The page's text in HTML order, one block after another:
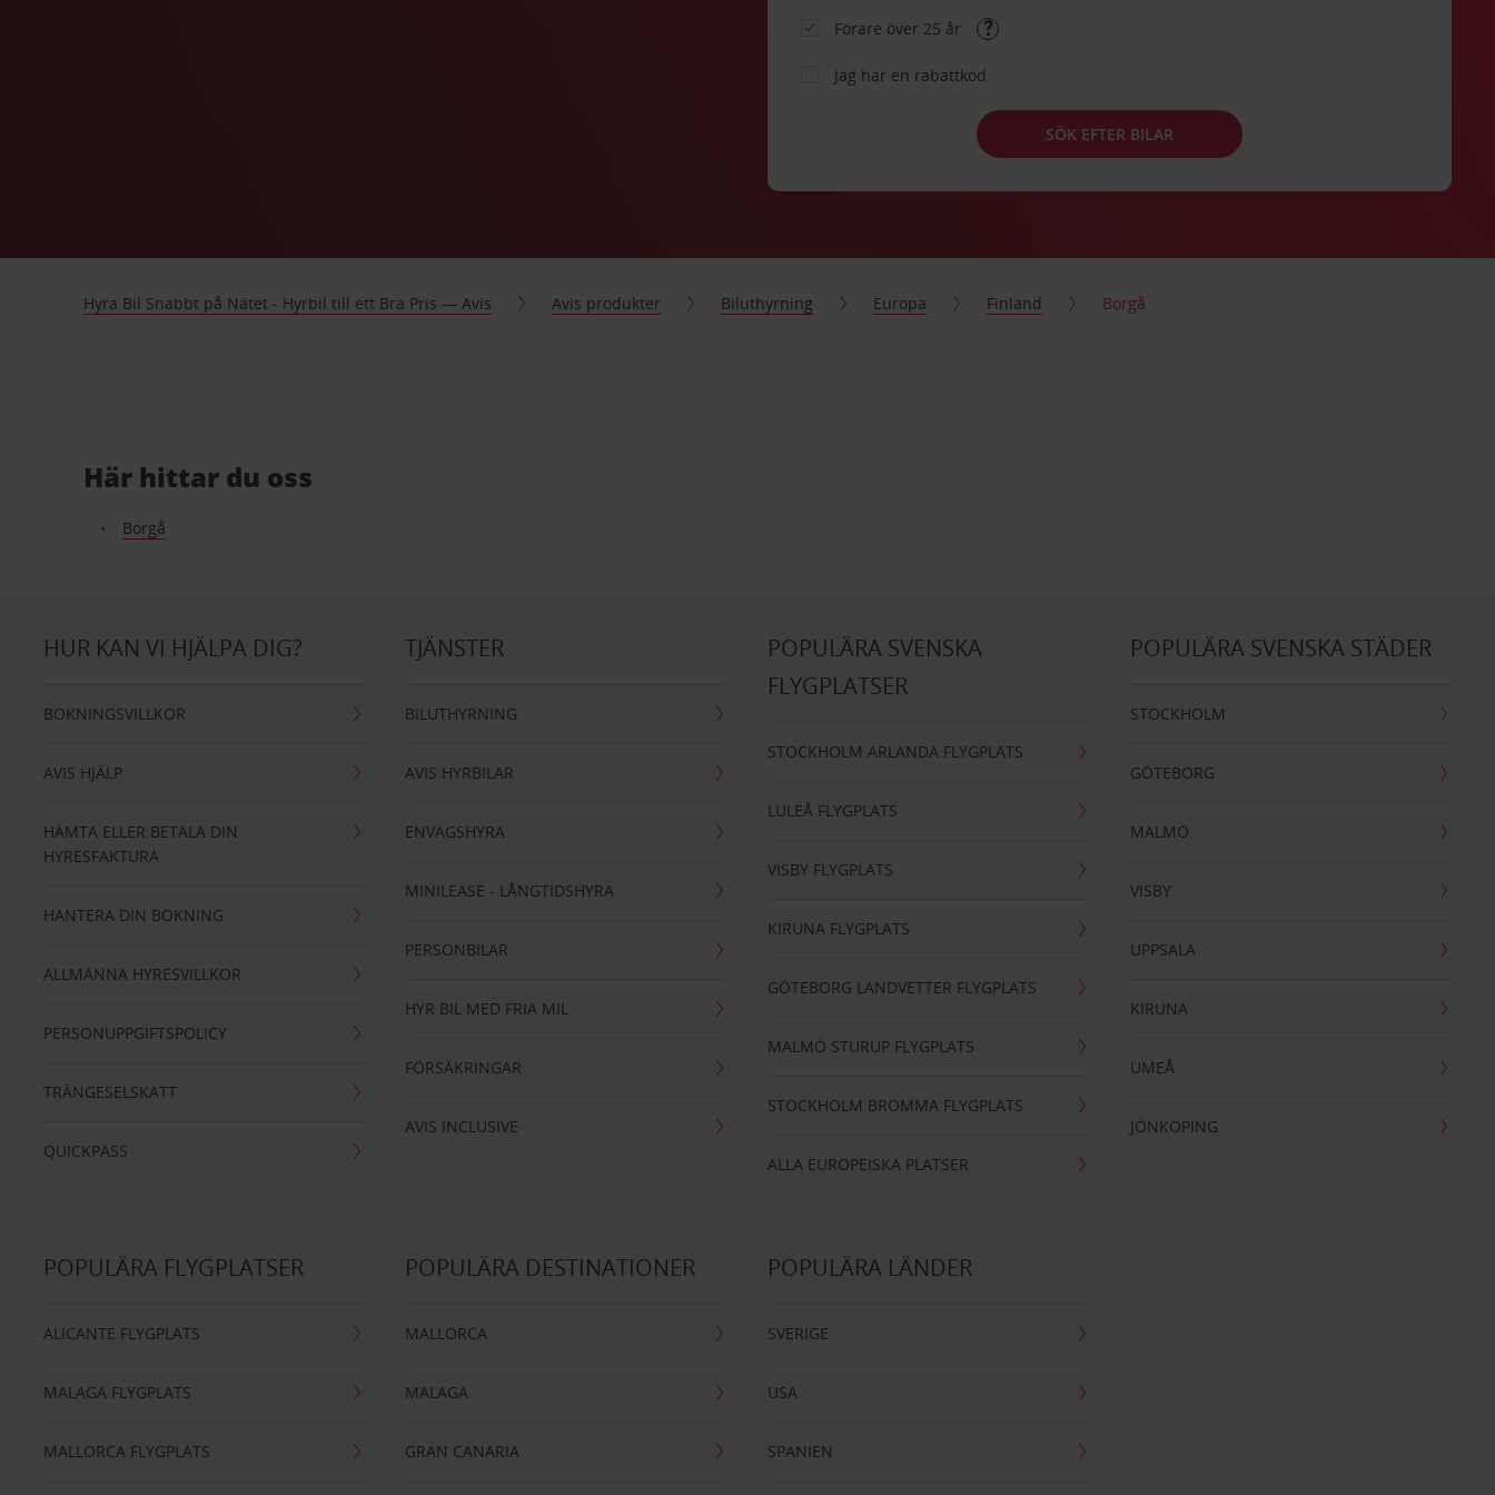
Förare över 25 år
Jag har en rabattkod
SÖK EFTER BILAR
Hyra Bil Snabbt på Nätet - Hyrbil till ett Bra Pris — Avis Avis produkter Biluthyrning Europa Finland Borgå
Här hittar du oss
Borgå
HUR KAN VI HJÄLPA DIG?
BOKNINGSVILLKOR
AVIS HJÄLP
HÄMTA ELLER BETALA DIN
HYRESFAKTURA
HANTERA DIN BOKNING
ALLMÄNNA HYRESVILLKOR
PERSONUPPGIFTSPOLICY
TRÄNGESELSKATT
QUICKPASS
TJÄNSTER
BILUTHYRNING
AVIS HYRBILAR
ENVÄGSHYRA
MINILEASE - LÅNGTIDSHYRA
PERSONBILAR
HYR BIL MED FRIA MIL
FÖRSÄKRINGAR
AVIS INCLUSIVE
POPULÄRA SVENSKA
FLYGPLATSER
STOCKHOLM ARLANDA FLYGPLATS
LULEÅ FLYGPLATS
VISBY FLYGPLATS
KIRUNA FLYGPLATS
GÖTEBORG LANDVETTER FLYGPLATS
MALMÖ STURUP FLYGPLATS
STOCKHOLM BROMMA FLYGPLATS
ALLA EUROPEISKA PLATSER
POPULÄRA SVENSKA STÄDER
STOCKHOLM
GÖTEBORG
MALMÖ
VISBY
UPPSALA
KIRUNA
UMEÅ
JÖNKÖPING
POPULÄRA FLYGPLATSER
ALICANTE FLYGPLATS
MALAGA FLYGPLATS
MALLORCA FLYGPLATS
POPULÄRA DESTINATIONER
MALLORCA
MALAGA
GRAN CANARIA
POPULÄRA LÄNDER
SVERIGE
USA
SPANIEN